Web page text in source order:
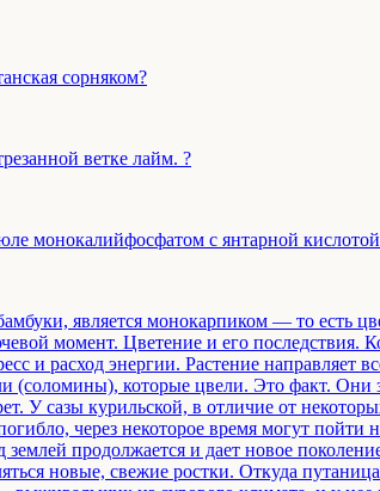
сорняком?
ветке лайм. ?
монокалийфосфатом с янтарной
является монокарпиком — то есть
момент. Цветение и его последствия.
и расход энергии. Растение направляет
(соломины), которые цвели. Это факт.
У сазы курильской, в отличие от
через некоторое время могут
землей продолжается и дает новое
новые, свежие ростки. Откуда